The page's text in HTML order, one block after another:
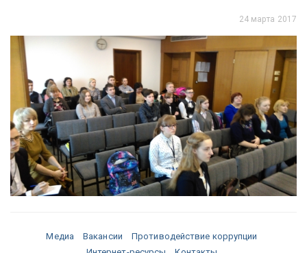
24 марта 2017
Медиа Вакансии
Противодействие коррупции